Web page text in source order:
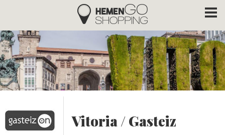
Aller au contenu principal
Hemengo Shopping
Vitoria / Gasteiz